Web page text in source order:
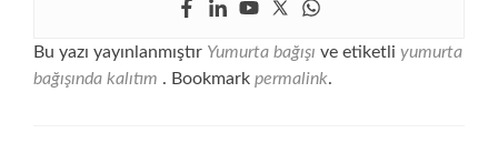
Bu yazı yayınlanmıştır Yumurta bağışı ve etiketli yumurta
bağışında kalıtım . Bookmark permalink.